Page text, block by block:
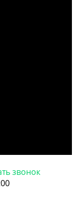
звонок